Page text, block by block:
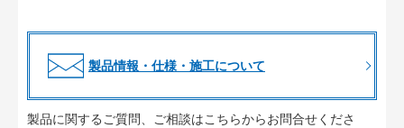
製品情報・仕様・施工について
製品に関するご質問、ご相談はこちらからお問合せくださ